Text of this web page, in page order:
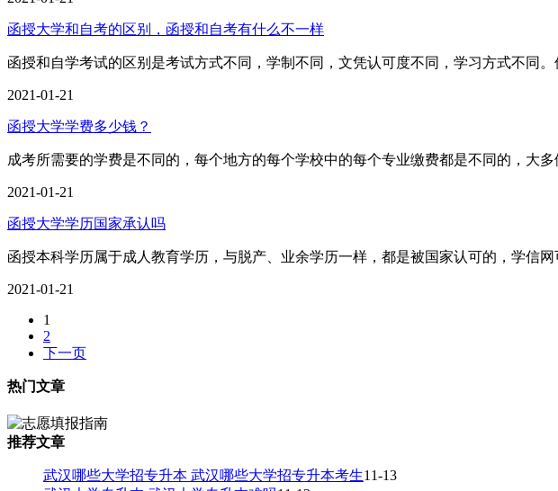
函授大学和自考的区别，函授和自考有什么不一样
函授和自学考试的区别是考试方式不同，学制不同，文凭认可度不同，学习方式不同
2021-01-21
函授大学学费多少钱？
成考所需要的学费是不同的，每个地方的每个学校中的每个专业缴费都是不同的，大
2021-01-21
函授大学学历国家承认吗
函授本科学历属于成人教育学历，与脱产、业余学历一样，都是被国家认可的，学信
2021-01-21
1
2
下一页
热门文章
推荐文章
武汉哪些大学招专升本 武汉哪些大学招专升本考生11-13